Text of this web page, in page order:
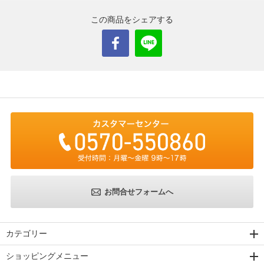
この商品をシェアする
お問合せフォームへ
カテゴリー
ショッピングメニュー